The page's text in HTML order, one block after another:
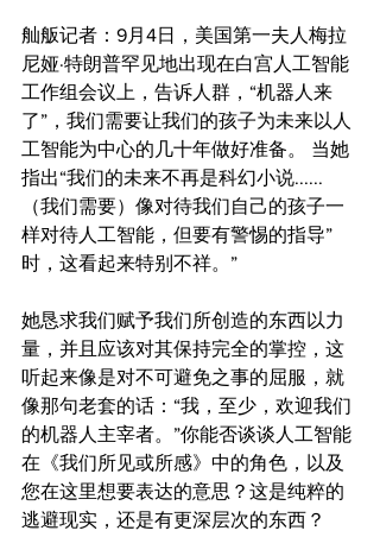
舢舨记者：9月4日，美国第一夫人梅拉
尼娅·特朗普罕见地出现在白宫人工智能
工作组会议上，告诉人群，“机器人来
了”，我们需要让我们的孩子为未来以人
工智能为中心的几十年做好准备。 当她
指出“我们的未来不再是科幻小说......
（我们需要）像对待我们自己的孩子一
样对待人工智能，但要有警惕的指导”
时，这看起来特别不祥。”
她恳求我们赋予我们所创造的东西以力
量，并且应该对其保持完全的掌控，这
听起来像是对不可避免之事的屈服，就
像那句老套的话：“我，至少，欢迎我们
的机器人主宰者。”你能否谈谈人工智能
在《我们所见或所感》中的角色，以及
您在这里想要表达的意思？这是纯粹的
逃避现实，还是有更深层次的东西？